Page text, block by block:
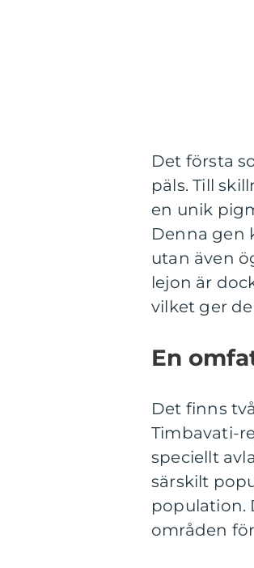
Det första
päls. Till
en unik
Denna gen
utan även
lejon är
vilket ger
En
Det finns
Timbavati-
speciellt
särskilt
population.
områden